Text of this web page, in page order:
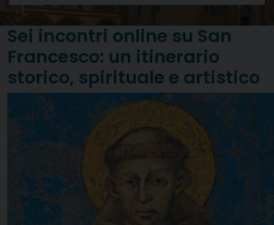
Sei incontri online su San
Francesco: un itinerario
storico, spirituale e artistico